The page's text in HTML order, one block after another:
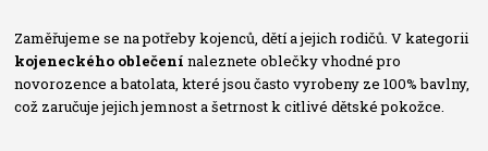
Zaměřujeme se na potřeby kojenců, dětí a jejich rodičů. V kategorii
kojeneckého oblečení naleznete oblečky vhodné pro
novorozence a batolata, které jsou často vyrobeny ze 100% bavlny,
což zaručuje jejich jemnost a šetrnost k citlivé dětské pokožce.